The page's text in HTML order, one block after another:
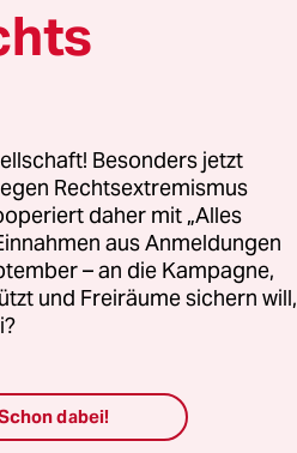
nach
er so
Besonders jetzt
Rechtsextremismus
daher mit „Alles
aus Anmeldungen
– an die Kampagne,
und Freiräume sichern will,
dabei!